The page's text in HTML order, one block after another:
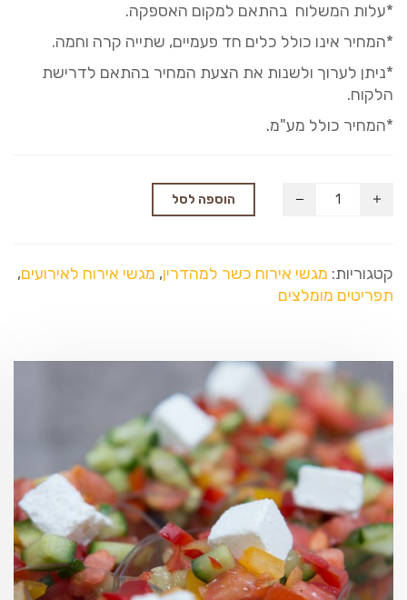
*עלות המשלוח בהתאם למקום האספקה.
*המחיר אינו כולל כלים חד פעמיים, שתייה קרה וחמה.
*ניתן לערוך ולשנות את הצעת המחיר בהתאם לדרישת
הלקוח.
*המחיר כולל מע"מ.
הוספה לסל
קטגוריות: מגשי אירוח כשר למהדרין, מגשי אירוח לאירועים,
תפריטים מומלצים